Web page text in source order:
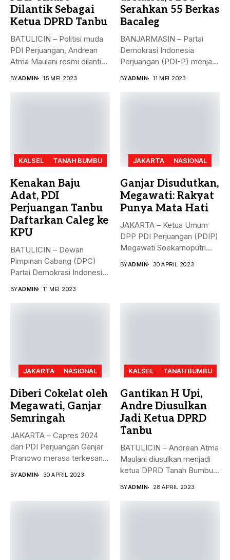
Dilantik Sebagai
Ketua DPRD Tanbu
BATULICIN – Politisi muda
PDI Perjuangan, Andrean
Atma Maulani resmi dilantik
BYADMIN 15 MEI 2023
Serahkan 55 Berkas
Bacaleg
BANJARMASIN – Partai
Demokrasi Indonesia
Perjuangan (PDI-P) menjadi
BYADMIN 11 MEI 2023
KALSEL TANAH BUMBU
Kenakan Baju
Adat, PDI
Perjuangan Tanbu
Daftarkan Caleg ke
KPU
BATULICIN – Dewan
Pimpinan Cabang (DPC)
Partai Demokrasi Indonesia
BYADMIN 11 MEI 2023
JAKARTA NASIONAL
Ganjar Disudutkan,
Megawati: Rakyat
Punya Mata Hati
JAKARTA – Ketua Umum
DPP PDI Perjuangan (PDIP)
Megawati Soekarnoputri
BYADMIN 30 APRIL 2023
JAKARTA NASIONAL
Diberi Cokelat oleh
Megawati, Ganjar
Semringah
JAKARTA – Capres 2024
dari PDI Perjuangan Ganjar
Pranowo merasa terkesan
BYADMIN 30 APRIL 2023
KALSEL TANAH BUMBU
Gantikan H Upi,
Andre Diusulkan
Jadi Ketua DPRD
Tanbu
BATULICIN – Andrean Atma
Maulani diusulkan menjadi
ketua DPRD Tanah Bumbu,
BYADMIN 28 APRIL 2023